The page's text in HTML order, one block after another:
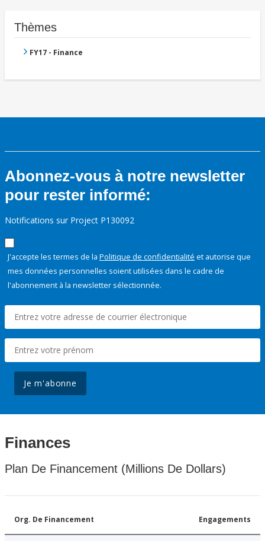
Thèmes
FY17 - Finance
Abonnez-vous à notre newsletter
pour rester informé:
Notifications sur Project P130092
J'accepte les termes de la Politique de confidentialité et autorise que
mes données personnelles soient utilisées dans le cadre de
l'abonnement à la newsletter sélectionnée.
Je m'abonne
Finances
Plan De Financement (Millions De Dollars)
Org. De Financement Engagements